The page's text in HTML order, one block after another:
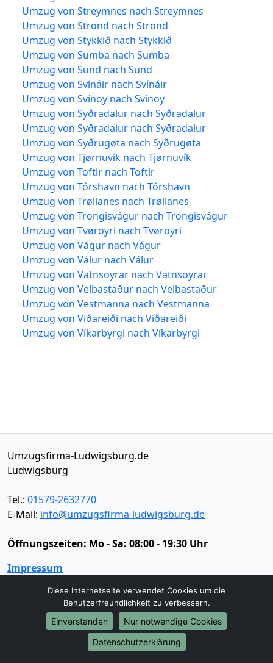
Umzug von Streymnes nach Streymnes
Umzug von Strond nach Strond
Umzug von Stykkið nach Stykkið
Umzug von Sumba nach Sumba
Umzug von Sund nach Sund
Umzug von Svínáir nach Svínáir
Umzug von Svínoy nach Svínoy
Umzug von Syðradalur nach Syðradalur
Umzug von Syðradalur nach Syðradalur
Umzug von Syðrugøta nach Syðrugøta
Umzug von Tjørnuvík nach Tjørnuvík
Umzug von Toftir nach Toftir
Umzug von Tórshavn nach Tórshavn
Umzug von Trøllanes nach Trøllanes
Umzug von Trongisvágur nach Trongisvágur
Umzug von Tvøroyri nach Tvøroyri
Umzug von Vágur nach Vágur
Umzug von Válur nach Válur
Umzug von Vatnsoyrar nach Vatnsoyrar
Umzug von Velbastaður nach Velbastaður
Umzug von Vestmanna nach Vestmanna
Umzug von Viðareiði nach Viðareiði
Umzug von Víkarbyrgi nach Víkarbyrgi
Umzugsfirma-Ludwigsburg.de
Ludwigsburg
Tel.: 01579-2632770
E-Mail: info@umzugsfirma-ludwigsburg.de
Öffnungszeiten: Mo - Sa: 08:00 - 19:30 Uhr
Impressum
Umzugsservice
Behördenumzug
Büroumzug
Diese Internetseite verwendet Cookies um die
Benutzerfreundlichkeit zu verbessern.
Einverstanden
Nur notwendige Cookies
Datenschutzerklärung